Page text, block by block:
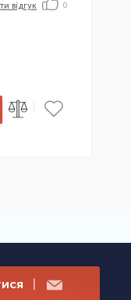
вiдгук
0
|